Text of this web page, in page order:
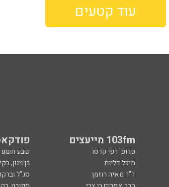
עוד קטעים
103fm מייעצים
פרופ' רפי קרסו שבע תשע
מיכל דליות בן וינון,
ד"ר מאיה רוזמן סג"ל